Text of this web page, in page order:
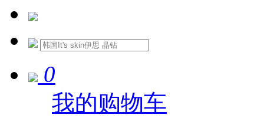
0
我的购物车